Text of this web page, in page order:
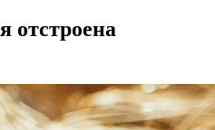
отстроена